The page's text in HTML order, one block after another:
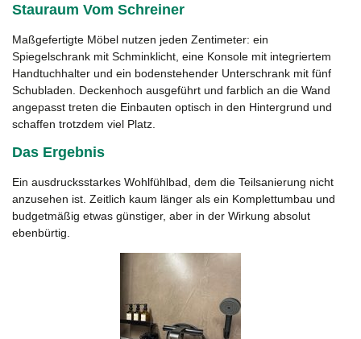
Stauraum Vom Schreiner
Maßgefertigte Möbel nutzen jeden Zentimeter: ein
Spiegelschrank mit Schminklicht, eine Konsole mit integriertem
Handtuchhalter und ein bodenstehender Unterschrank mit fünf
Schubladen. Deckenhoch ausgeführt und farblich an die Wand
angepasst treten die Einbauten optisch in den Hintergrund und
schaffen trotzdem viel Platz.
Das Ergebnis
Ein ausdrucksstarkes Wohlfühlbad, dem die Teilsanierung nicht
anzusehen ist. Zeitlich kaum länger als ein Komplettumbau und
budgetmäßig etwas günstiger, aber in der Wirkung absolut
ebenbürtig.